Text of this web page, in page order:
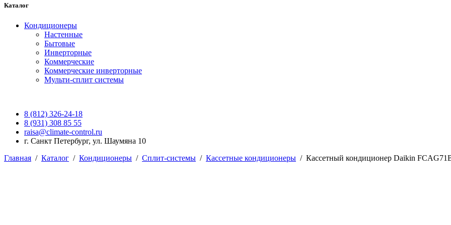
Каталог
Кондиционеры
Настенные
Бытовые
Инверторные
Коммерческие
Коммерческие инверторные
Мульти-сплит системы
8 (812) 326-24-18
8 (931) 308 85 55
raisa@climate-control.ru
г. Санкт Петербург, ул. Шаумяна 10
Главная / Каталог / Кондиционеры / Сплит-системы / Кассетные кондиционеры / Кассетный кондиционер Daikin